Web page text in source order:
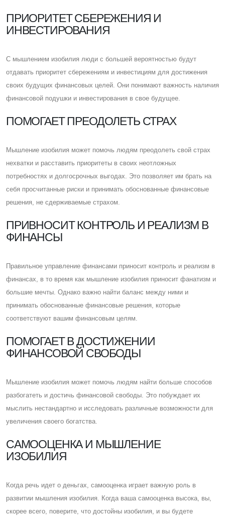
ПРИОРИТЕТ СБЕРЕЖЕНИЯ И
ИНВЕСТИРОВАНИЯ
C мышлением изобилия люди с большей вероятностью будут
отдавать приоритет сбережениям и инвестициям для достижения
своих будущих финансовых целей. Они понимают важность наличия
финансовой подушки и инвестирования в свое будущее.
ПОМОГАЕТ ПРЕОДОЛЕТЬ СТРАХ
Мышление изобилия может помочь людям преодолеть свой страх
нехватки и расставить приоритеты в своих неотложных
потребностях и долгосрочных выгодах. Это позволяет им брать на
себя просчитанные риски и принимать обоснованные финансовые
решения, не сдерживаемые страхом.
ПРИВНОСИТ КОНТРОЛЬ И РЕАЛИЗМ В
ФИНАНСЫ
Правильное управление финансами приносит контроль и реализм в
финансах, в то время как мышление изобилия приносит фанатизм и
большие мечты. Однако важно найти баланс между ними и
принимать обоснованные финансовые решения, которые
соответствуют вашим финансовым целям.
ПОМОГАЕТ В ДОСТИЖЕНИИ
ФИНАНСОВОЙ СВОБОДЫ
Мышление изобилия может помочь людям найти больше способов
разбогатеть и достичь финансовой свободы. Это побуждает их
мыслить нестандартно и исследовать различные возможности для
увеличения своего богатства.
CАМООЦЕНКА И МЫШЛЕНИЕ
ИЗОБИЛИЯ
Когда речь идет о деньгах, самооценка играет важную роль в
развитии мышления изобилия. Когда ваша самооценка высока, вы,
скорее всего, поверите, что достойны изобилия, и вы будете